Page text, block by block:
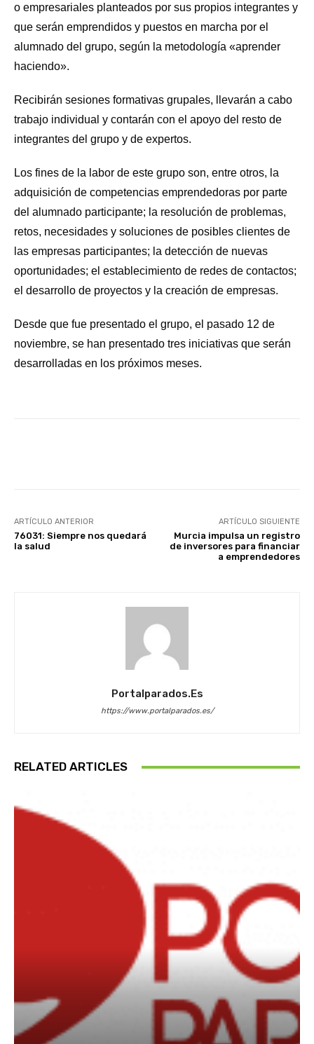
o empresariales planteados por sus propios integrantes y
que serán emprendidos y puestos en marcha por el
alumnado del grupo, según la metodología «aprender
haciendo».
Recibirán sesiones formativas grupales, llevarán a cabo
trabajo individual y contarán con el apoyo del resto de
integrantes del grupo y de expertos.
Los fines de la labor de este grupo son, entre otros, la
adquisición de competencias emprendedoras por parte
del alumnado participante; la resolución de problemas,
retos, necesidades y soluciones de posibles clientes de
las empresas participantes; la detección de nuevas
oportunidades; el establecimiento de redes de contactos;
el desarrollo de proyectos y la creación de empresas.
Desde que fue presentado el grupo, el pasado 12 de
noviembre, se han presentado tres iniciativas que serán
desarrolladas en los próximos meses.
ARTÍCULO ANTERIOR
76031: Siempre nos quedará
la salud
ARTÍCULO SIGUIENTE
Murcia impulsa un registro
de inversores para financiar
a emprendedores
Portalparados.es
https://www.portalparados.es/
RELATED ARTICLES